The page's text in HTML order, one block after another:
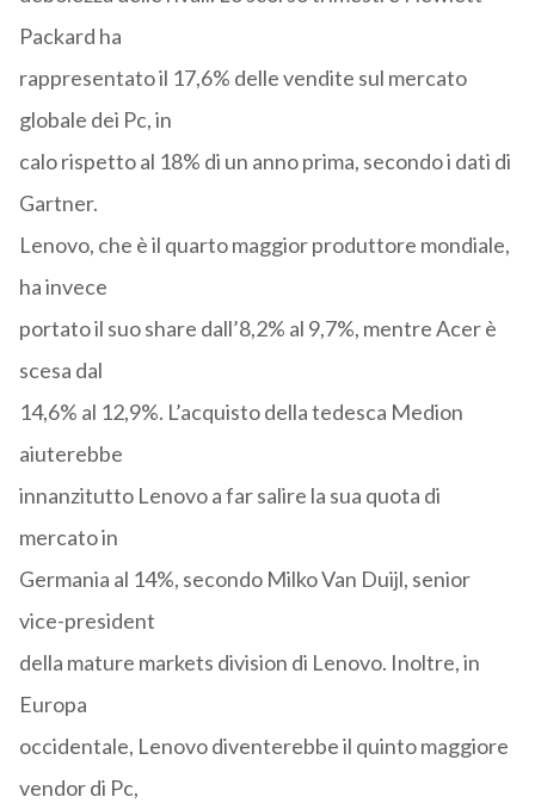
Packard ha
rappresentato il 17,6% delle vendite sul mercato
globale dei Pc, in
calo rispetto al 18% di un anno prima, secondo i dati di
Gartner.
Lenovo, che è il quarto maggior produttore mondiale,
ha invece
portato il suo share dall’8,2% al 9,7%, mentre Acer è
scesa dal
14,6% al 12,9%. L’acquisto della tedesca Medion
aiuterebbe
innanzitutto Lenovo a far salire la sua quota di
mercato in
Germania al 14%, secondo Milko Van Duijl, senior
vice-president
della mature markets division di Lenovo. Inoltre, in
Europa
occidentale, Lenovo diventerebbe il quinto maggiore
vendor di Pc,